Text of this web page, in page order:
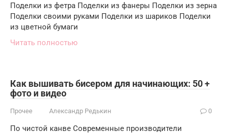
Поделки из фетра Поделки из фанеры Поделки из зерна
Поделки своими руками Поделки из шариков Поделки
из цветной бумаги
Читать полностью
Как вышивать бисером для начинающих: 50 +
фото и видео
Прочее Александр Редькин 0
По чистой канве Современные производители